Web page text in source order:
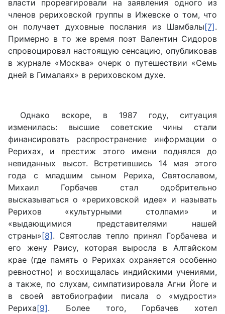
власти прореагировали на заявления одного из
членов рериховской группы в Ижевске о том, что
он получает духовные послания из Шамбалы[7].
Примерно в то же время поэт Валентин Сидоров
спровоцировал настоящую сенсацию, опубликовав
в журнале «Москва» очерк о путешествии «Семь
дней в Гималаях» в рериховском духе.
Однако вскоре, в 1987 году, ситуация
изменилась: высшие советские чины стали
финансировать распространение информации о
Рерихах, и престиж этого имени поднялся до
невиданных высот. Встретившись 14 мая этого
года с младшим сыном Рериха, Святославом,
Михаил Горбачев стал одобрительно
высказываться о «рериховской идее» и называть
Рерихов «культурными столпами» и
«выдающимися представителями нашей
страны» [8] . Святослав тепло принял Горбачева и
его жену Раису, которая выросла в Алтайском
крае (где память о Рерихах охраняется особенно
ревностно) и восхищалась индийскими учениями,
а также, по слухам, симпатизировала Агни Йоге и
в своей автобиографии писала о «мудрости»
Рериха[9]. Более того, Горбачев хотел